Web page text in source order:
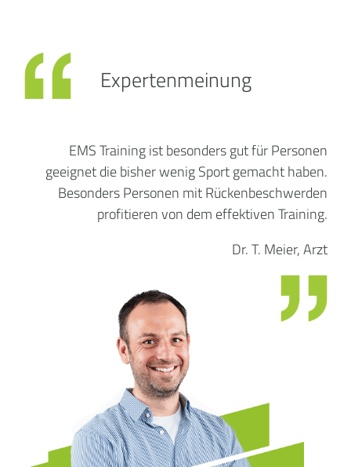
EMS Training ist besonders gut für Personen
geeignet die bisher wenig Sport gemacht haben.
Besonders Personen mit Rückenbeschwerden
profitieren von dem effektiven Training.
Dr. T. Meier, Arzt
Expertenmeinung